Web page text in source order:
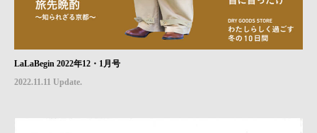
LaLaBegin 2022年12・1月号
2022.11.11 Update.